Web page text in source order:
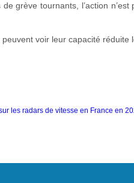
grève tournants, l’action
voir leur capacité réduite
les radars de vitesse en France en